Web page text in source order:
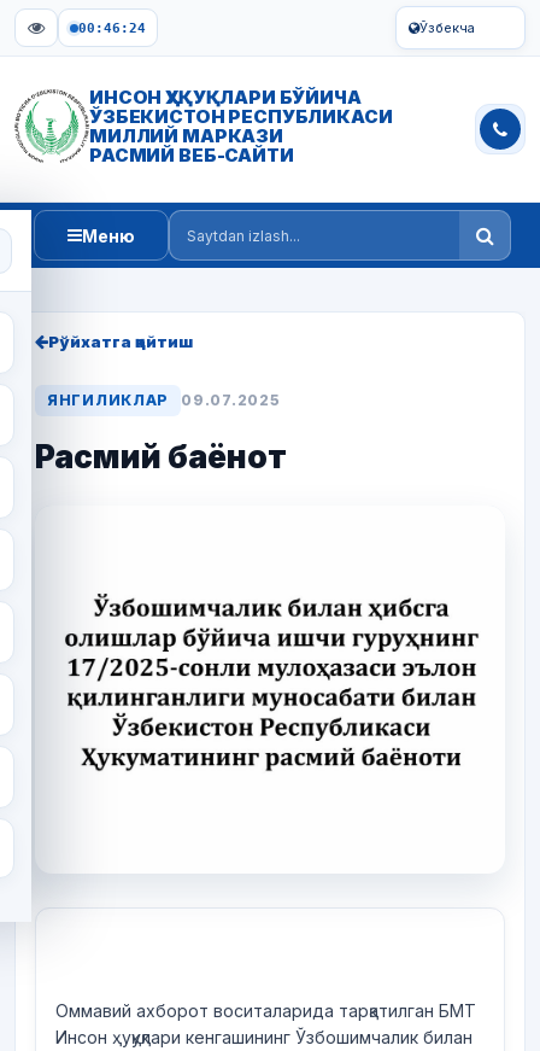
00:46:25 Ўзбекча
ИНСОН ҲУҚУҚЛАРИ БЎЙИЧА
ЎЗБЕКИСТОН РЕСПУБЛИКАСИ
МИЛЛИЙ МАРКАЗИ
РАСМИЙ ВЕБ-САЙТИ
Меню
Saytdan izlash
Рўйхатга қайтиш
ЯНГИЛИКЛАР 09.07.2025
Расмий баёнот
Оммавий ахборот воситаларида тарқатилган БМТ
Инсон ҳуқуқлари кенгашининг Ўзбошимчалик билан